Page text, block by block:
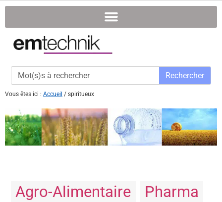
Rechercher
Vous êtes ici : Accueil / spiritueux
Agro-Alimentaire
Pharma